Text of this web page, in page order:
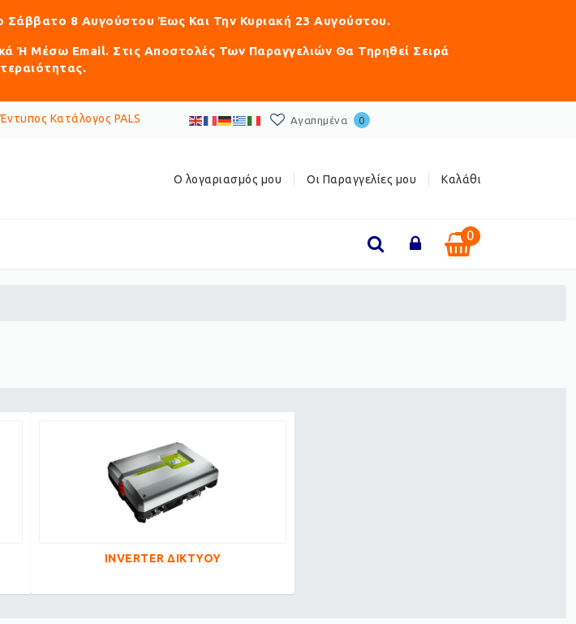
Σάββατο 8 Αυγούστου Έως Και Την Κυριακή 23 Αυγούστου.
Ή Μέσω Email. Στις Αποστολές Των Παραγγελιών Θα Τηρηθεί Σειρά
Έντυπος Κατάλογος PALS Αγαπημένα 0
Ο λογαριασμός μου Οι Παραγγελίες μου Καλάθι
0
INVERTER ΔΙΚΤΥΟΥ